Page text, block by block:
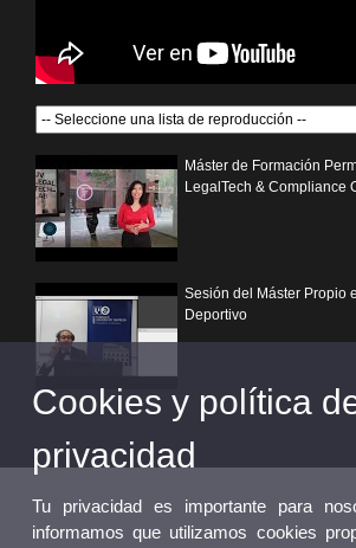
Máster de Formación
LegalTech & Compliance
Sesión del Máster Propio
Deportivo
¿Por qué elegir un
Universitat de València?
Cookies y política
privacidad
Tu privacidad es importante para
informamos que utilizamos cookies